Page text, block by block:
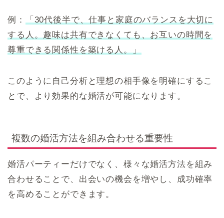
例：
「30代後半で、仕事と家庭のバランスを大切に
する人。趣味は共有できなくても、お互いの時間を
尊重できる関係性を築ける人。」
このように自己分析と理想の相手像を明確にするこ
とで、より効果的な婚活が可能になります。
複数の婚活方法を組み合わせる重要性
婚活パーティーだけでなく、様々な婚活方法を組み
合わせることで、出会いの機会を増やし、成功確率
を高めることができます。